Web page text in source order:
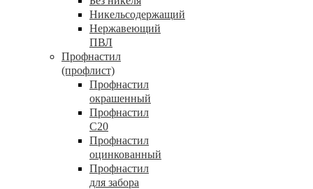
Никельсодержащий
Нержавеющий
ПВЛ
Профнастил
(профлист)
Профнастил
окрашенный
Профнастил
С20
Профнастил
оцинкованный
Профнастил
для забора